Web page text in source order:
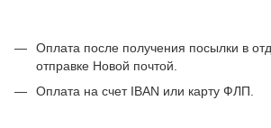
Оплата после получения посылки в
отправке Новой почтой.
Оплата на счет IBAN или карту ФЛП.